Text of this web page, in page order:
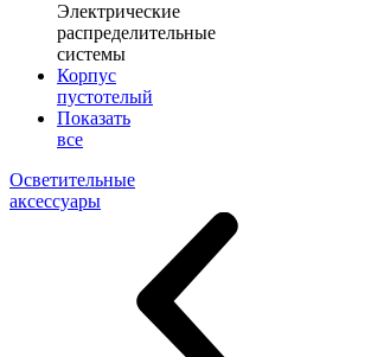
Электрические
распределительные
системы
Корпус
пустотелый
Показать
все
Осветительные
аксессуары